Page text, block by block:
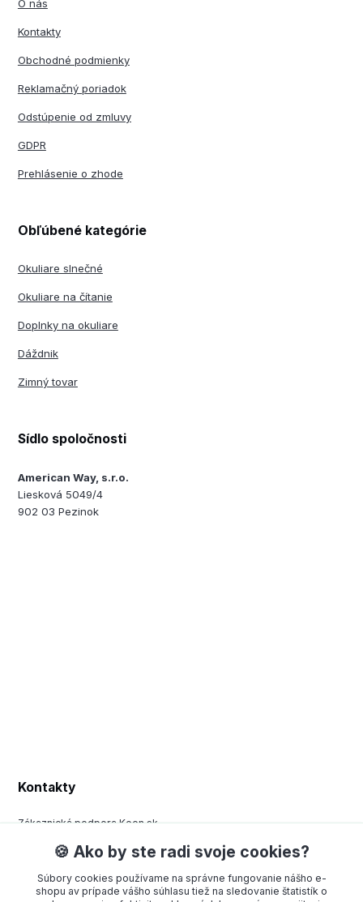
O nás
Kontakty
Obchodné podmienky
Reklamačný poriadok
Odstúpenie od zmluvy
GDPR
Prehlásenie o zhode
Obľúbené kategórie
Okuliare slnečné
Okuliare na čítanie
Doplnky na okuliare
Dáždnik
Zimný tovar
Sídlo spoločnosti
American Way, s.r.o.
Liesková 5049/4
902 03 Pezinok
Kontakty
Zákaznická podpora Keen.sk
+420 377 443 970
(Po-Pá, 8-15 hod.)
order@americanway.sk
🍪 Ako by ste radi svoje cookies?
Súbory cookies používame na správne fungovanie nášho e-
shopu av prípade vášho súhlasu tiež na sledovanie štatistík o